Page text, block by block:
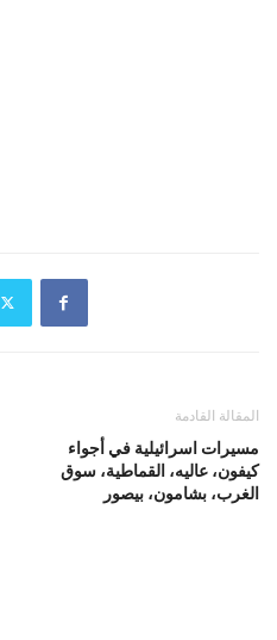
المقالة القادمة
مسيرات اسرائيلية في أجواء
كيفون، عاليه، القماطية، سوق
الغرب، بشامون، بيصور